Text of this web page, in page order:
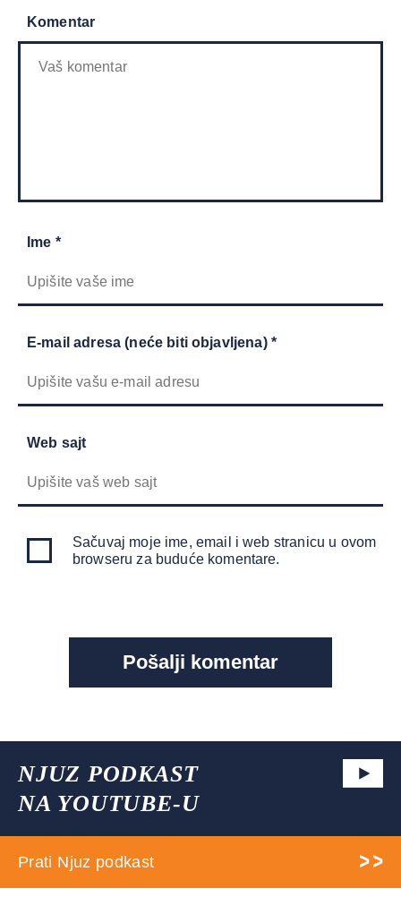
Komentar
Ime *
E-mail adresa (neće biti objavljena) *
Web sajt
Sačuvaj moje ime, email i web stranicu u ovom
browseru za buduće komentare.
NJUZ PODKAST
NA YOUTUBE-U
Prati Njuz podkast